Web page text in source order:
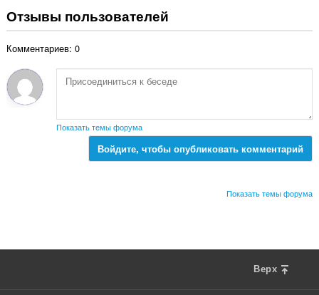
е
н
:
г
ц
е
к
:
Отзывы пользователей
Комментариев: 0
Показать темы форума
Войдите, чтобы опубликовать комментарий
Показать темы форума
Верх